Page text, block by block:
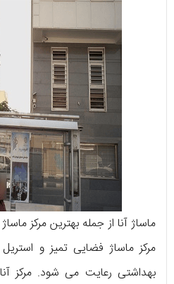
ماساژ آنا از جمله بهترین مرکز
مرکز ماساژ فضایی تمیز و
بهداشتی رعایت می شود. مرکز